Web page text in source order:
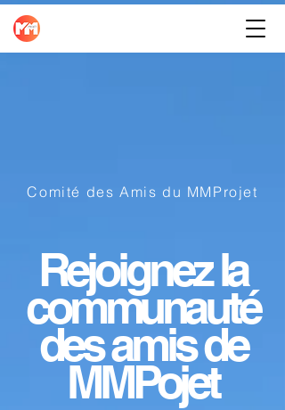
Comité des Amis du MMProjet
Rejoignez la
communauté
des amis de
MMPojet